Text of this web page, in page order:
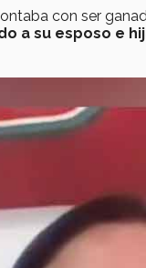
con ser
a su esposo e